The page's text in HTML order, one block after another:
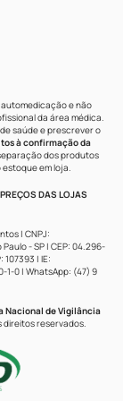
e não
da área médica.
saúde e prescrever o
à confirmação da
dos produtos
em loja.
DAS LOJAS
| CNPJ:
- SP | CEP: 04.296-
| IE:
1-0 | WhatsApp: (47) 9
Nacional de Vigilância
direitos reservados.